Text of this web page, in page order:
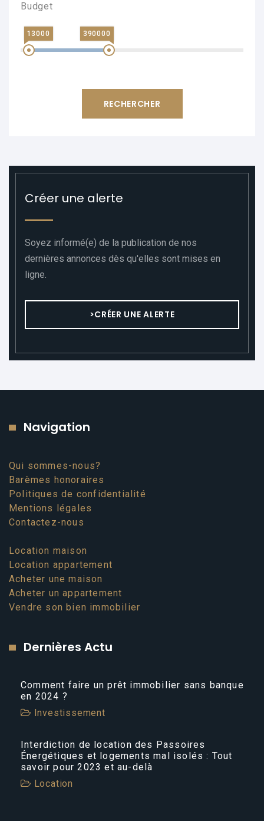
Budget
13000 390000
Créer une alerte
Soyez informé(e) de la publication de nos
dernières annonces dès qu'elles sont mises en
ligne.
>CRÉER UNE ALERTE
Navigation
Qui sommes-nous?
Barèmes honoraires
Politiques de confidentialité
Mentions légales
Contactez-nous
Location maison
Location appartement
Acheter une maison
Acheter un appartement
Vendre son bien immobilier
Dernières Actu
Comment faire un prêt immobilier sans banque
en 2024 ?
Investissement
Interdiction de location des Passoires
Énergétiques et logements mal isolés : Tout
savoir pour 2023 et au-delà
Location